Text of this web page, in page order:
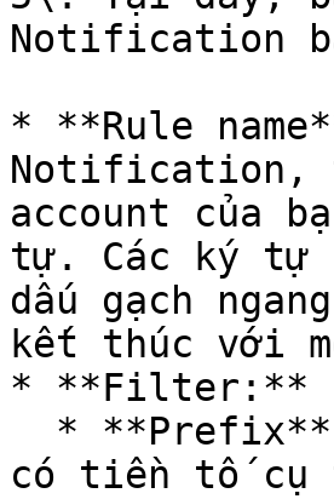
Notification
* **Rule
Notification,
account của
tự. Các ký tự
dấu gạch
kết thúc với
* **Filter:**
có tiền tố cụ